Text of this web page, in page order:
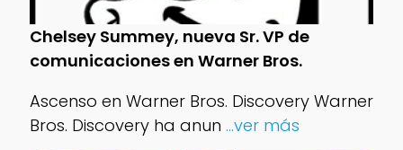
Chelsey Summey, nueva Sr. VP de
comunicaciones en Warner Bros.
Ascenso en Warner Bros. Discovery Warner
Bros. Discovery ha anun ...ver más